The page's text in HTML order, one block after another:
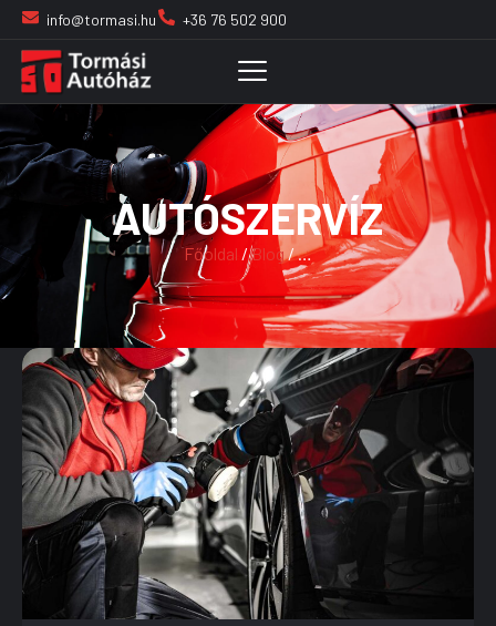
info@tormasi.hu +36 76 502 900
AUTÓSZERVÍZ
Főoldal /Blog/ …